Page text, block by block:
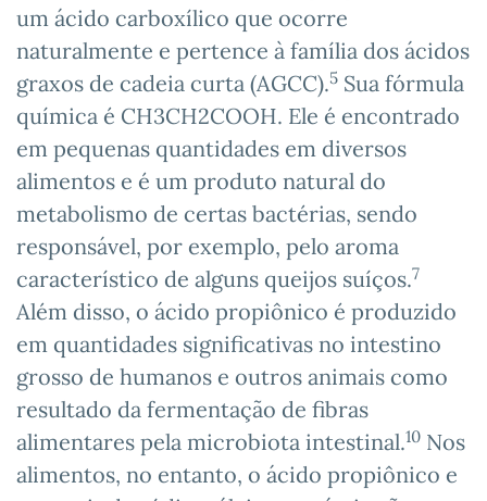
um ácido carboxílico que ocorre
naturalmente e pertence à família dos ácidos
graxos de cadeia curta (AGCC).5 Sua fórmula
química é CH3​CH2​COOH. Ele é encontrado
em pequenas quantidades em diversos
alimentos e é um produto natural do
metabolismo de certas bactérias, sendo
responsável, por exemplo, pelo aroma
característico de alguns queijos suíços.7
Além disso, o ácido propiônico é produzido
em quantidades significativas no intestino
grosso de humanos e outros animais como
resultado da fermentação de fibras
alimentares pela microbiota intestinal.10 Nos
alimentos, no entanto, o ácido propiônico e